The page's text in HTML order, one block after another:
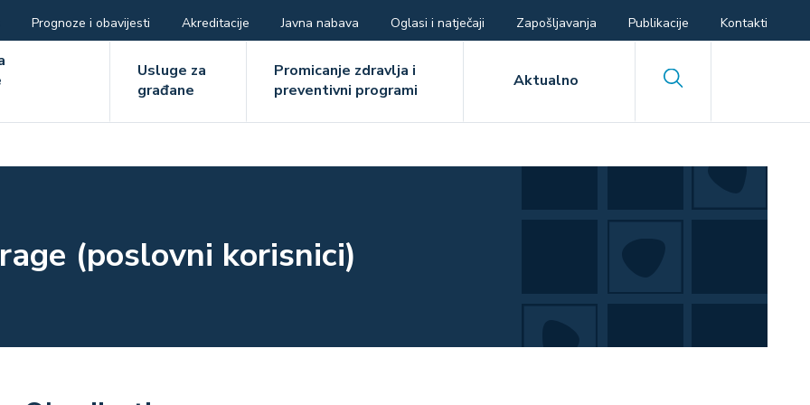
Prognoze i obavijesti Akreditacije Javna nabava Oglasi i natječaji Zapošljavanja Publikacije Kontakti
Usluge za
građane
Promicanje zdravlja i
preventivni programi
Aktualno Search
(poslovni korisnici)